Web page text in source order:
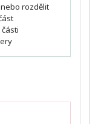
rozdělit